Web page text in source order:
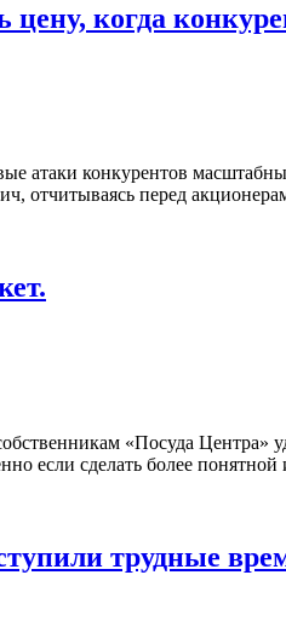
цену, когда
атаки конкурентов
отчитываясь перед
«Посуда Центра»
если сделать более понятной
трудные